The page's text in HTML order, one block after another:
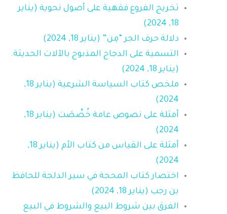
تخريج الفروع فقهية على أصول نحوية (يناير
18, 2024)
دلالة حرف الجر “مِن” (يناير 18, 2024)
التسمية على الدجاج المذبوح بالآلات الحديثة.
(يناير 18, 2024)
ملخص كتاب السياسة الشرعية (يناير 18,
2024)
أمثلة على نصوص عامة خُصِّصَت (يناير 18,
2024)
أمثلة على القياس من كتاب الأم (يناير 18,
2024)
اختصار كتاب المحجة في سير الدلجة للحافظ
بن رجب (يناير 18, 2024)
الفرق بين شروط البيع والشروط في البيع